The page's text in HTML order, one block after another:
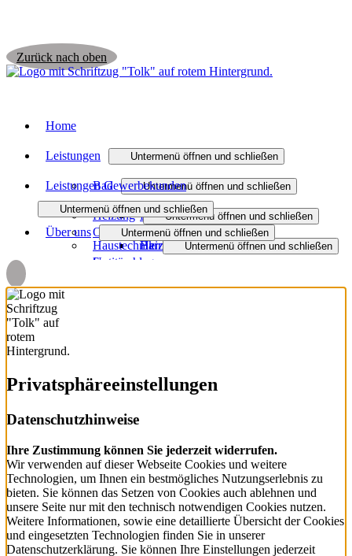
Zurück nach oben
Home
Leistungen Untermenü öffnen und schließen
Bad Untermenü öffnen und schließen
Badmodernisierung
Barrierefreies Bad
Heizung Untermenü öffnen und schließen
Heizungsmodernisierung
Wartung und Service
Haustechnik Untermenü öffnen und schließen
Untermenü öffnen und schließen
Smart Home
Untermenü öffnen und schließen
3D-Badplaner
Heizungsanfrage-Assistent
Badanfrage-Assistent
Virtueller Showroom
Leistungen Gewerbekunden
Untermenü öffnen und schließen
Objekt- und Anlagenbau
Sanitäranlagen
Heizsysteme
Über uns Untermenü öffnen und schließen
Unternehmen
Jobs
Downloads
Privatsphäre­einstellungen
Datenschutzhinweise
Ihre Zustimmung können Sie jederzeit widerrufen.
Wir verwenden auf dieser Webseite Cookies und weitere
Technologien, um Ihnen ein bestmögliches Nutzungserlebnis zu
bieten. Sie können das Setzen von Cookies auch ablehnen und
unsere Seite nur mit den technisch notwendigen Cookies nutzen.
Weitere Informationen, sowie eine detaillierte Übersicht der Cookies
und eingesetzten Technologien finden Sie in unserer
Datenschutzerklärung. Sie können Ihre Einstellungen jederzeit